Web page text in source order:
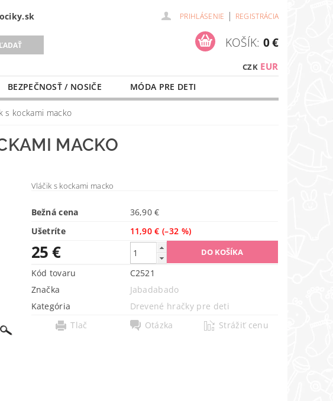
PRIHLÁSENIE | REGISTRÁCIA
CZK EUR
KOŠÍK: 0 €
BEZPEČNOSŤ / NOSIČE
MÓDA PRE DETI
s kockami macko
MACKO
Vláčik s kockami macko
Bežná cena
36,90 €
Ušetríte
11,90 €(–32 %)
25 €
Kód tovaru
C2521
Značka
Jabadabado
Kategória
Drevené hračky pre deti
Tlač
Otázka Strážiť cenu